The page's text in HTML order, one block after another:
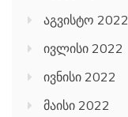
აგვისტო 2022
ივლისი 2022
ივნისი 2022
მაისი 2022